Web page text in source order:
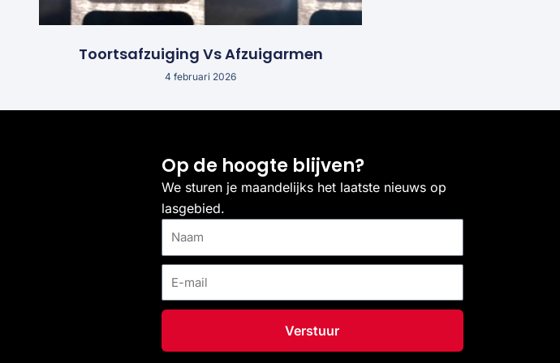
Toortsafzuiging Vs Afzuigarmen
4 februari 2026
Op de hoogte blijven?
We sturen je maandelijks het laatste nieuws op
lasgebied.
Naam
Verstuur